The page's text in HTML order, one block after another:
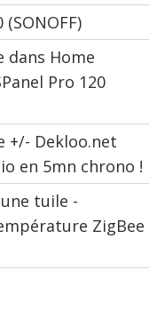
(SONOFF)
dans Home
Pro 120
+/- Dekloo.net
en 5mn chrono !
tuile -
ZigBee